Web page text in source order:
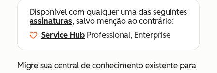
Disponível com qualquer uma das seguintes
assinaturas, salvo menção ao contrário:
Service Hub Professional, Enterprise
Migre sua central de conhecimento existente para